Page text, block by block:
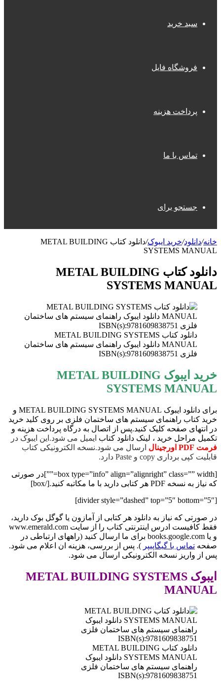
سبد خرید
فروشگاه فایل
پرداخت هزینه
تماس با ما
جستجو برای
خانه/دانلود/خرید ایبوک/
دانلود کتاب METAL BUILDING
SYSTEMS MANUAL
دانلود کتاب METAL BUILDING
SYSTEMS MANUAL
دانلود کتاب METAL BUILDING SYSTEMS
MANUAL دانلود ایبوک راهنمای سیستم های ساختمان
فلزی ISBN(s):9781609838751
خرید ایبوک METAL BUILDING
SYSTEMS MANUAL
برای دانلود ایبوک METAL BUILDING SYSTEMS MANUAL و
خرید کتاب راهنمای سیستم های ساختمان فلزی بر روی کلید خرید
در انتهای صفحه کلیک کنید.پس از اتصال به درگاه پرداخت هزینه و
تکمیل مراحل خرید ، لینک دانلود کتاب ایمیل می شود.این ایبوک در
فرمت PDF اورجینال
ارسال می شود.نسخه الکترونیکی کتاب
قابلیت کپی برداری copy و Paste دارد.
[box type=”info” align=”alignright” class=”” width=””]در صورتی
که نیاز به نسخه PDF هر کتابی دارید با ما مکاتبه کنید.[/box]
[divider style=”dashed” top=”5″ bottom=”5″]
در صورتی که نیاز به دانلود هر کتابی از آمازون یا گوگل بوک دارید،
فقط کافیست ادرس اینترنتی کتاب را از سایت www.emerald.com
و یا books.google.com برای ما ارسال کنید (راههای ارتباطی در
صفحه تماس با گیگاپیپر ). پس از بررسی، هزینه ان اعلام می شود.
پس از واریز نسخه الکترونیکی ارسال می شود.
ایبوک METAL BUILDING SYSTEMS
MANUAL
دانلود کتاب METAL BUILDING
SYSTEMS MANUAL دانلود ایبوک
راهنمای سیستم های ساختمان فلزی
ISBN(s):9781609838751